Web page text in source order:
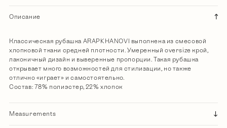
Описание
Классическая рубашка ARAPKHANOVI выполнена из смесовой
хлопковой ткани средней плотности. Умеренный oversize крой,
лаконичный дизайн и выверенные пропорции. Такая рубашка
открывает много возможностей для стилизации, но также
отлично «играет» и самостоятельно.
Состав: 78% полиэстер, 22% хлопок
Measurements